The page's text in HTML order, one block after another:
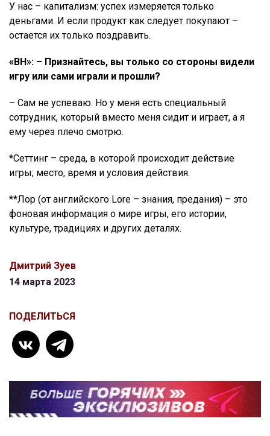
У нас – капитализм: успех измеряется только
деньгами. И если продукт как следует покупают –
остается их только поздравить.
«ВН»: – Признайтесь, вы только со стороны видели
игру или сами играли и прошли?
– Сам не успеваю. Но у меня есть специальный
сотрудник, который вместо меня сидит и играет, а я
ему через плечо смотрю.
*Сеттинг – среда, в которой происходит действие
игры; место, время и условия действия.
**Лор (от английского Lore – знания, предания) – это
фоновая информация о мире игры, его истории,
культуре, традициях и других деталях.
Дмитрий Зуев
14 марта 2023
ПОДЕЛИТЬСЯ